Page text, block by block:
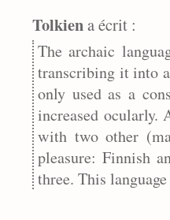
Tolkiena écrit :
The archaic
transcribing it into
only used as a
increased ocularly.
with two other
pleasure: Finnish
three. This